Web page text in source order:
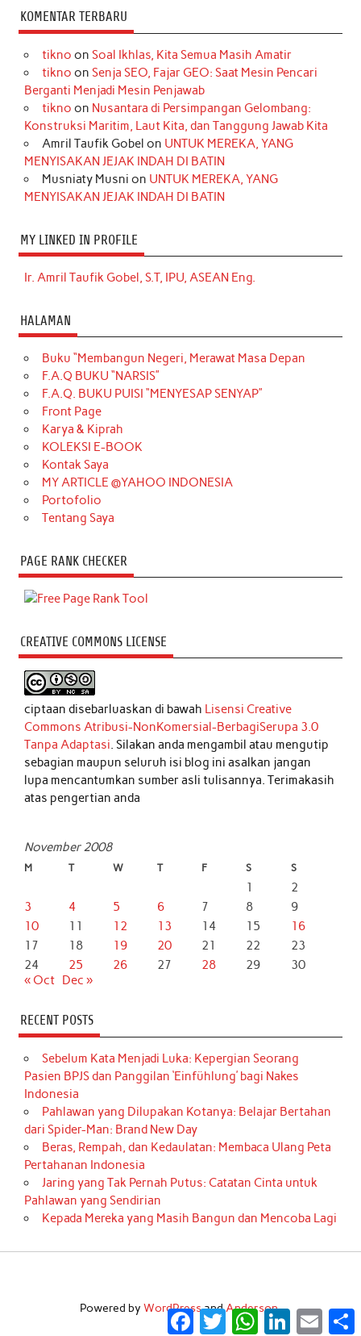
KOMENTAR TERBARU
tikno on Soal Ikhlas, Kita Semua Masih Amatir
tikno on Senja SEO, Fajar GEO: Saat Mesin Pencari
Berganti Menjadi Mesin Penjawab
tikno on Nusantara di Persimpangan Gelombang:
Konstruksi Maritim, Laut Kita, dan Tanggung Jawab Kita
Amril Taufik Gobel on UNTUK MEREKA, YANG
MENYISAKAN JEJAK INDAH DI BATIN
Musniaty Musni on UNTUK MEREKA, YANG
MENYISAKAN JEJAK INDAH DI BATIN
MY LINKED IN PROFILE
Ir. Amril Taufik Gobel, S.T, IPU, ASEAN Eng.
HALAMAN
Buku “Membangun Negeri, Merawat Masa Depan
F.A.Q BUKU “NARSIS”
F.A.Q. BUKU PUISI “MENYESAP SENYAP”
Front Page
Karya & Kiprah
KOLEKSI E-BOOK
Kontak Saya
MY ARTICLE @YAHOO INDONESIA
Portofolio
Tentang Saya
PAGE RANK CHECKER
CREATIVE COMMONS LICENSE
ciptaan disebarluaskan di bawah Lisensi Creative
Commons Atribusi-NonKomersial-BerbagiSerupa 3.0
Tanpa Adaptasi. Silakan anda mengambil atau mengutip
sebagian maupun seluruh isi blog ini asalkan jangan
lupa mencantumkan sumber asli tulisannya. Terimakasih
atas pengertian anda
November 2008
M T W T F S S
1
2
3
4 5 6 7 8
9
10
11 12 13 14 15
16
17
18 19 20 21 22
23
24
25 26 27 28 29
30
« Oct Dec »
RECENT POSTS
Sebelum Kata Menjadi Luka: Kepergian Seorang
Pasien BPJS dan Panggilan ‘Einfühlung’ bagi Nakes
Indonesia
Pahlawan yang Dilupakan Kotanya: Belajar Bertahan
dari Spider-Man: Brand New Day
Beras, Rempah, dan Kedaulatan: Membaca Ulang Peta
Pertahanan Indonesia
Jaring yang Tak Pernah Putus: Catatan Cinta untuk
Pahlawan yang Sendirian
Kepada Mereka yang Masih Bangun dan Mencoba Lagi
Powered by WordPressandAnderson.
Facebook
TwitterWhatsApp
LinkedInEmail